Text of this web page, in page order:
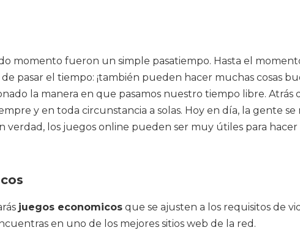
momento fueron un simple pasatiempo. Hasta el
pasar el tiempo: ¡también pueden hacer muchas cosas
la manera en que pasamos nuestro tiempo libre.
y en toda circunstancia a solas. Hoy en día, la gente
verdad, los juegos online pueden ser muy útiles para
juegos economicos que se ajusten a los requisitos de
en uno de los mejores sitios web de la red.